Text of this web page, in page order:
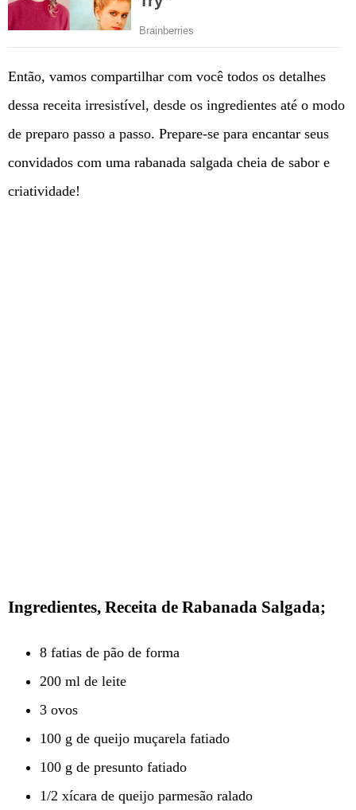
Então, vamos compartilhar com você todos os detalhes
dessa receita irresistível, desde os ingredientes até o modo
de preparo passo a passo. Prepare-se para encantar seus
convidados com uma rabanada salgada cheia de sabor e
criatividade!
Ingredientes, Receita de Rabanada Salgada;
8 fatias de pão de forma
200 ml de leite
3 ovos
100 g de queijo muçarela fatiado
100 g de presunto fatiado
1/2 xícara de queijo parmesão ralado